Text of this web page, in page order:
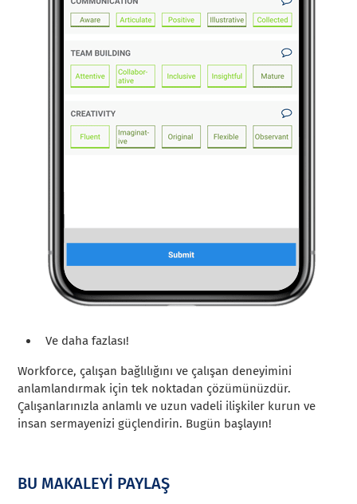
Ve daha fazlası!
Workforce, çalışan bağlılığını ve çalışan deneyimini
anlamlandırmak için tek noktadan çözümünüzdür.
Çalışanlarınızla anlamlı ve uzun vadeli ilişkiler kurun ve
insan sermayenizi güçlendirin. Bugün başlayın!
BU MAKALEYİ PAYLAŞ